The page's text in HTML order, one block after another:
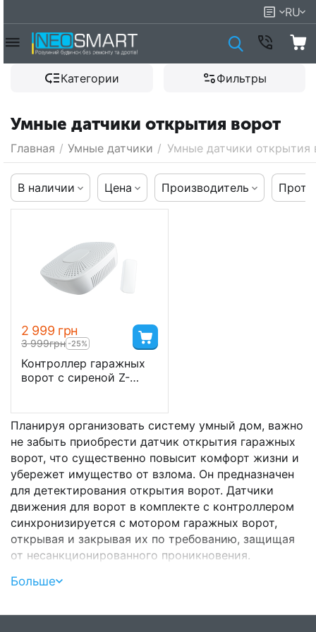
RU
Категории Фильтры
Умные датчики открытия ворот
Главная / Умные датчики / Умные датчики открытия
В наличии Цена Производитель
Планируя организовать систему умный дом, важно
не забыть приобрести датчик открытия гаражных
ворот, что существенно повысит комфорт жизни и
убережет имущество от взлома. Он предназначен
для детектирования открытия ворот. Датчики
движения для ворот в комплекте с контроллером
синхронизируется с мотором гаражных ворот,
открывая и закрывая их по требованию, защищая
от несанкционированного проникновения.
Качественный датчик управлением воротами
Приобрести датчики ворот стоит напрямую от
Больше
2 999 грн
3 999грн -25%
Контроллер гаражных
ворот с сиреной Z-